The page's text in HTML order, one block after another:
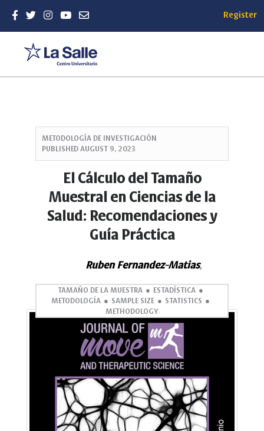
Navigation
Content
Register
METODOLOGÍ­A DE INVESTIGACIÓN
PUBLISHED AUGUST 9, 2023
El Cálculo del Tamaño
Muestral en Ciencias de la
Salud: Recomendaciones y
Guía Práctica
Ruben Fernandez-Matias,
TAMAÑO DE LA MUESTRA
ESTADÍSTICA
METODOLOGÍA
SAMPLE SIZE
STATISTICS
METHODOLOGY